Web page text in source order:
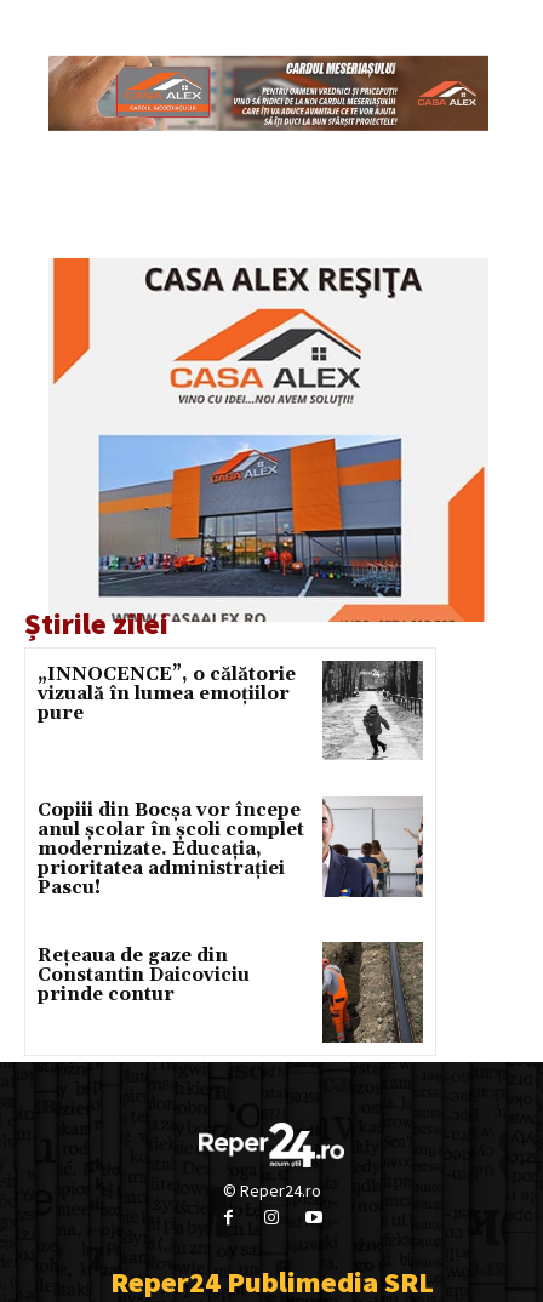
Știrile zilei
„INNOCENCE”, o călătorie
vizuală în lumea emoțiilor
pure
Copiii din Bocșa vor începe
anul școlar în școli complet
modernizate. Educația,
prioritatea administrației
Pascu!
Rețeaua de gaze din
Constantin Daicoviciu
prinde contur
© Reper24.ro
Reper24 Publimedia SRL